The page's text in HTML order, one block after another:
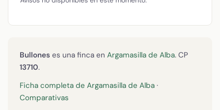
Bullones es una finca en Argamasilla de Alba. CP
13710.
Ficha completa de Argamasilla de Alba ·
Comparativas